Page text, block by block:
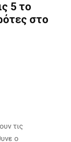
5 το
στο
τις
ο